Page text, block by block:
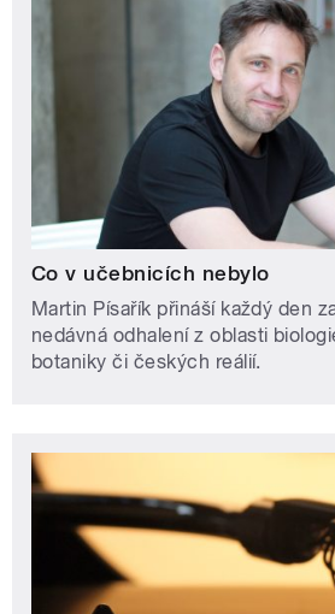
Co v učebnicích nebylo
Martin Písařík přináší každý den
nedávná odhalení z oblasti
botaniky či českých reálií.